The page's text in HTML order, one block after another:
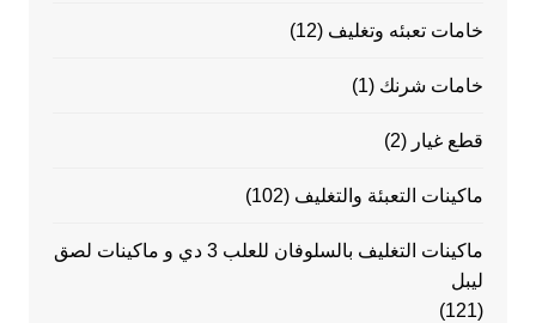
خامات تعبئه وتغليف (12)
خامات شرنك (1)
قطع غيار (2)
ماكينات التعبئة والتغليف (102)
ماكينات التغليف بالسلوفان للعلب 3 دي و ماكينات لصق
ليبل
(121)